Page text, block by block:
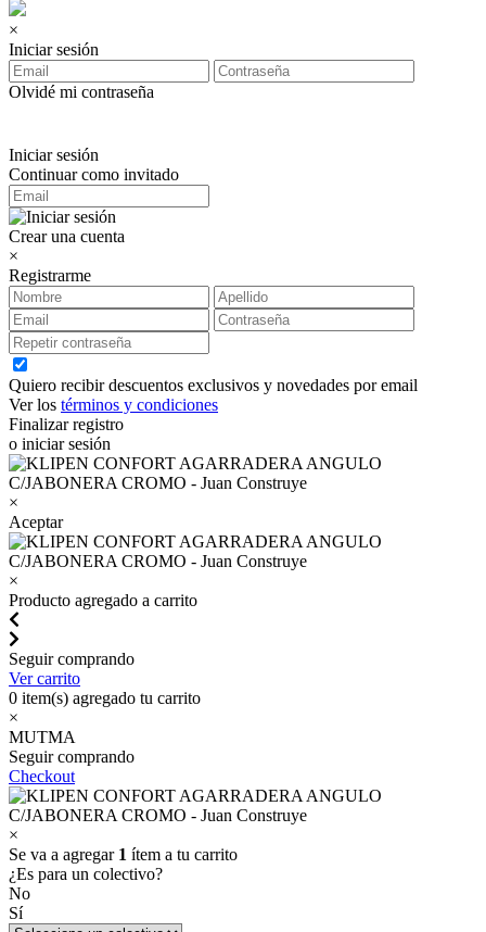
×
Iniciar sesión
Olvidé mi contraseña
Iniciar sesión
Continuar como invitado
Crear una cuenta
×
Registrarme
Quiero recibir descuentos exclusivos y novedades por email
Ver los términos y condiciones
Finalizar registro
o iniciar sesión
×
Aceptar
×
Producto agregado a carrito
Seguir comprando
Ver carrito
0 item(s) agregado tu carrito
×
MUTMA
Seguir comprando
Checkout
×
Se va a agregar 1 ítem a tu carrito
¿Es para un colectivo?
No
Sí